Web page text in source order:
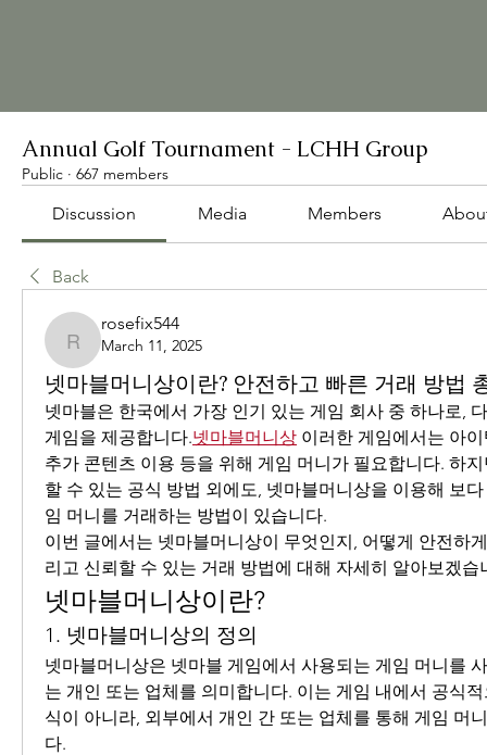
Annual Golf Tournament - LCHH Group
Public · 667 members
Discussion Media Members
Back
rosefix544
rosefix544
March 11, 2025
넷마블머니상이란? 안전하고 빠른 거래 방법
넷마블은 한국에서 가장 인기 있는 게임 회사 중 하나로,
게임을 제공합니다.넷마블머니상 이러한 게임에서는 아
추가 콘텐츠 이용 등을 위해 게임 머니가 필요합니다. 하
할 수 있는 공식 방법 외에도, 넷마블머니상을 이용해 보
임 머니를 거래하는 방법이 있습니다.
이번 글에서는 넷마블머니상이 무엇인지, 어떻게 안전하
리고 신뢰할 수 있는 거래 방법에 대해 자세히 알아보겠습
넷마블머니상이란?
1. 넷마블머니상의 정의
넷마블머니상은 넷마블 게임에서 사용되는 게임 머니를
는 개인 또는 업체를 의미합니다. 이는 게임 내에서 공식
식이 아니라, 외부에서 개인 간 또는 업체를 통해 게임 머
다.